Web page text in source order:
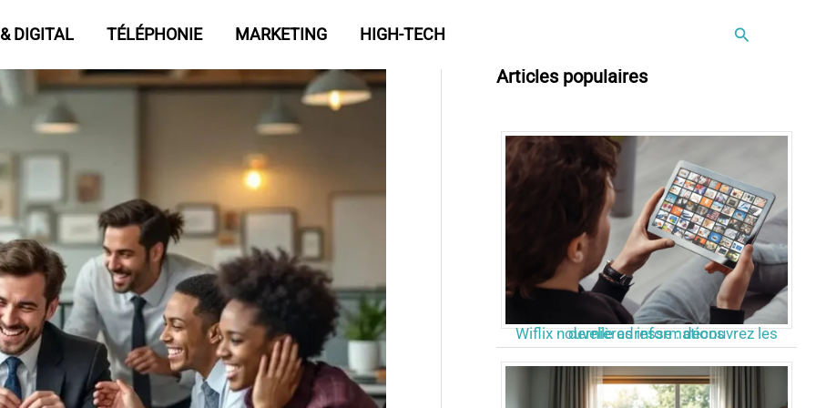
DIGITAL TÉLÉPHONIE MARKETING HIGH-TECH Rechercher
Articles populaires
Wiflix nouvelle adresse : découvrez les dernières informations